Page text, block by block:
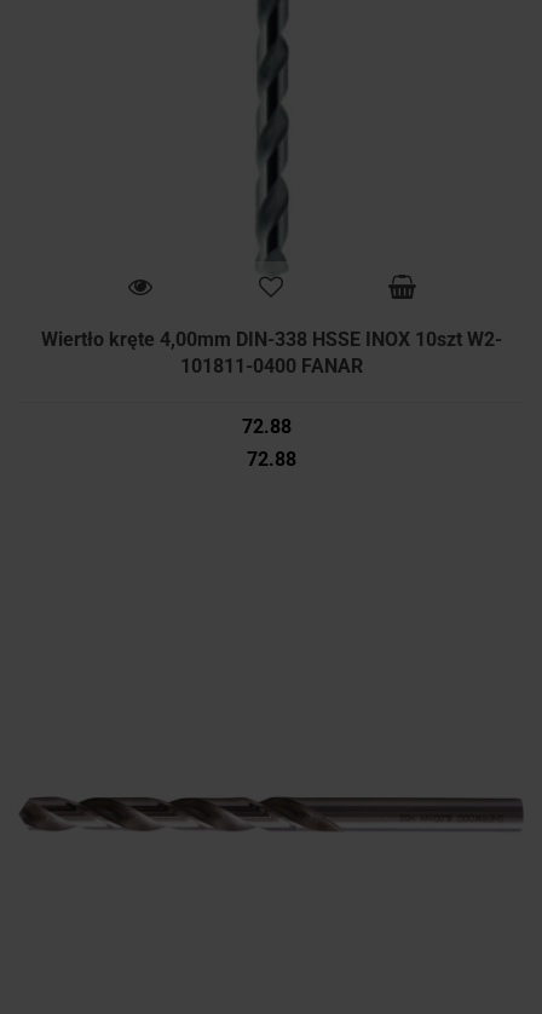
Wiertło kręte 4,00mm DIN-338 HSSE INOX 10szt W2-
101811-0400 FANAR
72.88
72.88